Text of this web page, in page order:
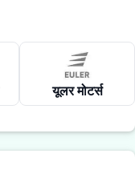
यूलर मोटर्स